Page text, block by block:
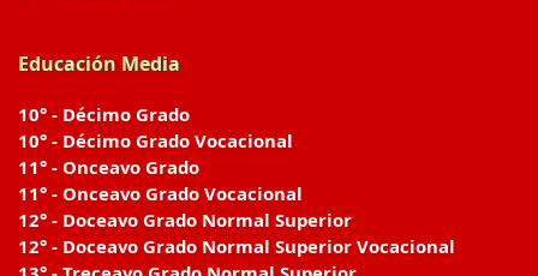
Educación Media
10° - Décimo Grado
10° - Décimo Grado Vocacional
11° - Onceavo Grado
11° - Onceavo Grado Vocacional
12° - Doceavo Grado Normal Superior
12° - Doceavo Grado Normal Superior Vocacional